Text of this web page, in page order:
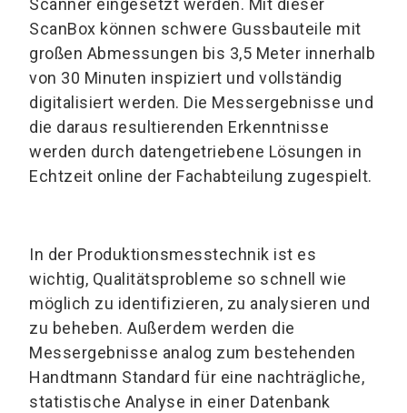
Scanner eingesetzt werden. Mit dieser
ScanBox können schwere Gussbauteile mit
großen Abmessungen bis 3,5 Meter innerhalb
von 30 Minuten inspiziert und vollständig
digitalisiert werden. Die Messergebnisse und
die daraus resultierenden Erkenntnisse
werden durch datengetriebene Lösungen in
Echtzeit online der Fachabteilung zugespielt.
In der Produktionsmesstechnik ist es
wichtig, Qualitätsprobleme so schnell wie
möglich zu identifizieren, zu analysieren und
zu beheben. Außerdem werden die
Messergebnisse analog zum bestehenden
Handtmann Standard für eine nachträgliche,
statistische Analyse in einer Datenbank